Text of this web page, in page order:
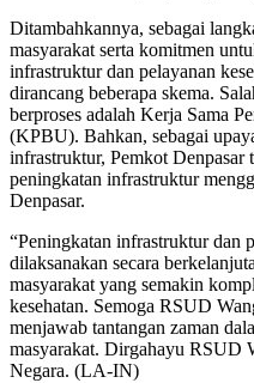
Ditambahkannya, sebagai
masyarakat serta komitmen
infrastruktur dan pelayanan
dirancang beberapa skema.
berproses adalah Kerja Sama
(KPBU). Bahkan, sebagai
infrastruktur, Pemkot Denpasar
peningkatan infrastruktur
Denpasar.
“Peningkatan infrastruktur dan
dilaksanakan secara
masyarakat yang semakin
kesehatan. Semoga RSUD
menjawab tantangan zaman
masyarakat. Dirgahayu RSUD
Negara. (LA-IN)